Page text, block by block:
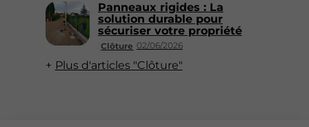
Clôture 02/06/2026
Panneaux rigides : La
solution durable pour
sécuriser votre propriété
Plus d'articles "Clôture"